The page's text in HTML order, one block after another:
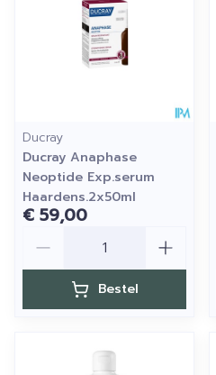
Ducray
Ducray Anaphase
Neoptide Exp.serum
Haardens.2x50ml
€ 59,00
Bestel